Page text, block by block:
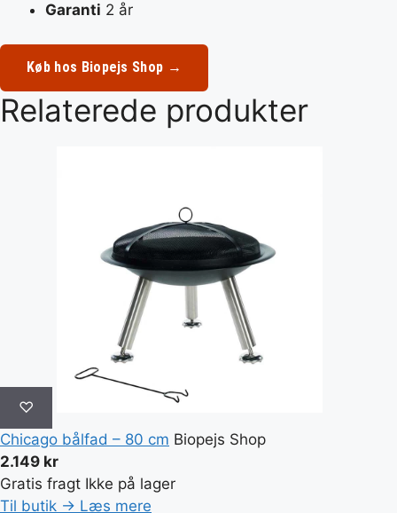
Garanti 2 år
Køb hos Biopejs Shop →
Relaterede produkter
♡
Chicago bålfad – 80 cm Biopejs Shop
2.149 kr
Gratis fragt Ikke på lager
Til butik → Læs mere